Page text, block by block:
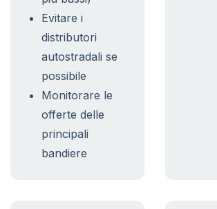
Evitare i
distributori
autostradali se
possibile
Monitorare le
offerte delle
principali
bandiere